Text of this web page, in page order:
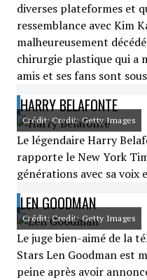
diverses plateformes et
ressemblance avec Kim
malheureusement
chirurgie plastique qui a
amis et ses fans sont
HARRY BELAFONTE
Crédit: Credit: Getty Images
Le légendaire Harry
rapporte le New York
générations avec sa voix
LEN GOODMAN
Crédit: Credit: Getty Images
Le juge bien-aimé de la
Stars Len Goodman est
peine après avoir